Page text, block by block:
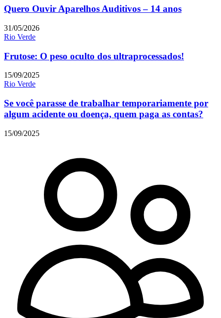
Quero Ouvir Aparelhos Auditivos – 14 anos
31/05/2026
Rio Verde
Frutose: O peso oculto dos ultraprocessados!
15/09/2025
Rio Verde
Se você parasse de trabalhar temporariamente por
algum acidente ou doença, quem paga as contas?
15/09/2025